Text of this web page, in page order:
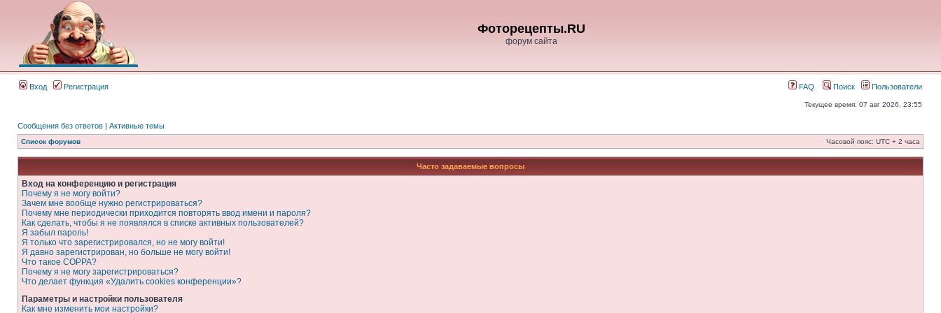
Фоторецепты.RU
форум сайта
Вход Регистрация FAQ Поиск Пользователи
Текущее время: 07 авг 2026, 23:55
Сообщения без ответов | Активные темы
Список форумов Часовой пояс: UTC + 2 часа
Часто задаваемые вопросы
Вход на конференцию и регистрация
Почему я не могу войти?
Зачем мне вообще нужно регистрироваться?
Почему мне периодически приходится повторять ввод имени и пароля?
Как сделать, чтобы я не появлялся в списке активных пользователей?
Я забыл пароль!
Я только что зарегистрировался, но не могу войти!
Я давно зарегистрирован, но больше не могу войти!
Что такое COPPA?
Почему я не могу зарегистрироваться?
Что делает функция «Удалить cookies конференции»?
Параметры и настройки пользователя
Как мне изменить мои настройки?